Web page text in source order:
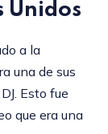
Unidos
a la
una de sus
Esto fue
que era una